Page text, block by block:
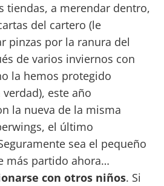
tiendas, a merendar dentro,
del cartero (le
pinzas por la ranura del
de varios inviernos con
la hemos protegido
este año
la nueva de la misma
el último
sea el pequeño
más partido ahora…
con otros niños. Si